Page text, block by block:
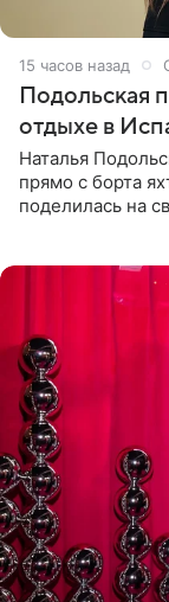
15 часов назад
Подольская
отдыхе в
Наталья
прямо с борта
поделилась на